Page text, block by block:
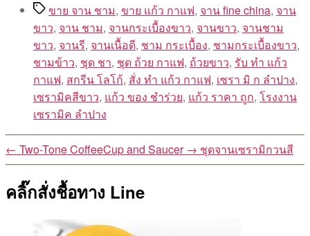
Tagsขาย จาน ชาม, ขาย แก้ว กาแฟ, จาน fine china, จาน
ขาว, จาน ชาม, จานกระเบื้องขาว, จานขาว, จานชาม
ขาว, จานรี, จานเนื้อดี, ชาม กระเบื้อง, ชามกระเบื้องขาว,
ชามข้าว, ชุด ชา, ชุด ถ้วย กาแฟ, ถ้วยขาว, รับ ทํา แก้ว
กาแฟ, สกรีน โลโก้, สั่ง ทํา แก้ว กาแฟ, เซรา มิ ก ลำปาง,
เซรามิคสีขาว, แก้ว ของ ชำร่วย, แก้ว ราคา ถูก, โรงงาน
เซรามิค ลำปาง
← Two-Tone CoffeeCup and Saucer → ชุดจานเซรามิกวนสี
คลิ๊กสั่งชื้อทาง Line